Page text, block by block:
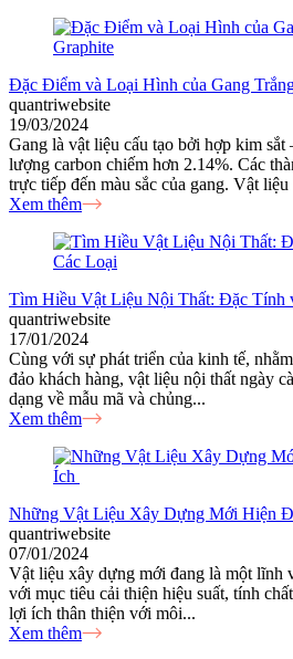
Đặc Điểm và Loại Hình của Gang
quantriwebsite
19/03/2024
Gang là vật liệu cấu tạo bởi hợp kim sắt
lượng carbon chiếm hơn 2.14%. Các
trực tiếp đến màu sắc của gang. Vật liệu
Xem thêm
Tìm Hiều Vật Liệu Nội Thất: Đặc Tính
quantriwebsite
17/01/2024
Cùng với sự phát triển của kinh tế,
đảo khách hàng, vật liệu nội thất ngày
dạng về mẫu mã và chủng...
Xem thêm
Những Vật Liệu Xây Dựng Mới Hiện
quantriwebsite
07/01/2024
Vật liệu xây dựng mới đang là một lĩnh
với mục tiêu cải thiện hiệu suất, tính
lợi ích thân thiện với môi...
Xem thêm